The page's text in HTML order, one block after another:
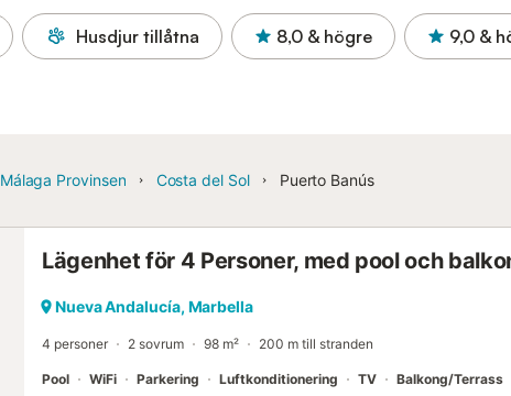
Husdjur tillåtna 8,0 & högre 9,0 &
Málaga Provinsen Costa del Sol Puerto Banús
Lägenhet för 4 Personer, med pool och
Nueva Andalucía, Marbella
4 personer 2 sovrum 98 m² 200 m till stranden
Pool WiFi Parkering Luftkonditionering TV Balkong/Terrass